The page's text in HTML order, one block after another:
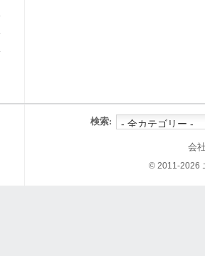
検索:
会
© 2011-2026